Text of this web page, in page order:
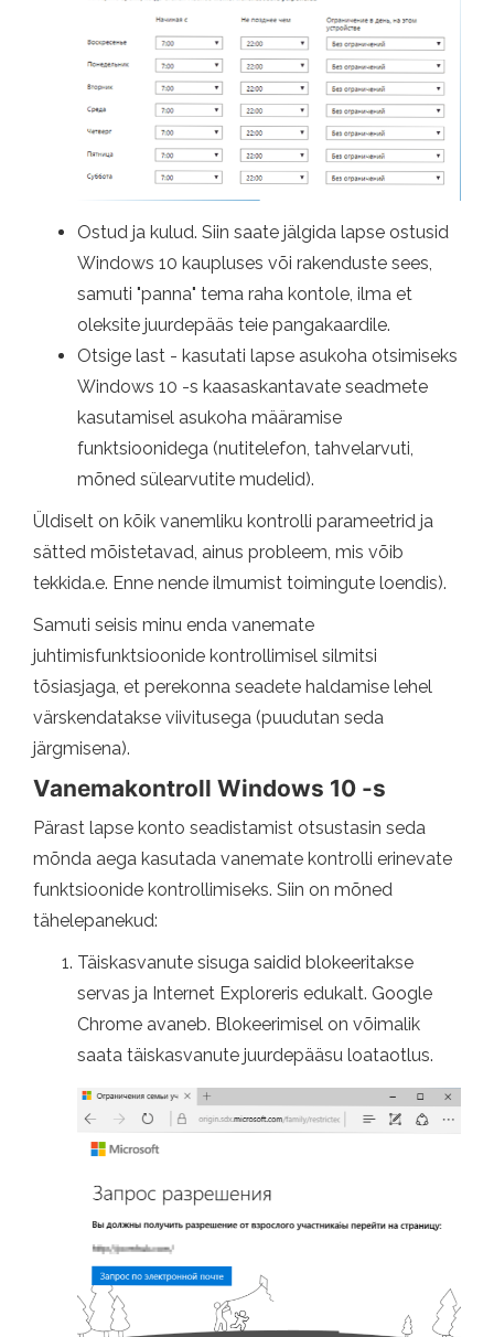
Ostud ja kulud. Siin saate jälgida lapse ostusid
Windows 10 kaupluses või rakenduste sees,
samuti "panna" tema raha kontole, ilma et
oleksite juurdepääs teie pangakaardile.
Otsige last - kasutati lapse asukoha otsimiseks
Windows 10 -s kaasaskantavate seadmete
kasutamisel asukoha määramise
funktsioonidega (nutitelefon, tahvelarvuti,
mõned sülearvutite mudelid).
Üldiselt on kõik vanemliku kontrolli parameetrid ja
sätted mõistetavad, ainus probleem, mis võib
tekkida.e. Enne nende ilmumist toimingute loendis).
Samuti seisis minu enda vanemate
juhtimisfunktsioonide kontrollimisel silmitsi
tõsiasjaga, et perekonna seadete haldamise lehel
värskendatakse viivitusega (puudutan seda
järgmisena).
Vanemakontroll Windows 10 -s
Pärast lapse konto seadistamist otsustasin seda
mõnda aega kasutada vanemate kontrolli erinevate
funktsioonide kontrollimiseks. Siin on mõned
tähelepanekud:
Täiskasvanute sisuga saidid blokeeritakse
servas ja Internet Exploreris edukalt. Google
Chrome avaneb. Blokeerimisel on võimalik
saata täiskasvanute juurdepääsu loataotlus.